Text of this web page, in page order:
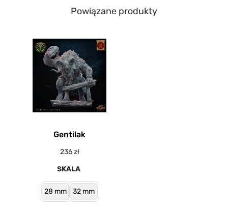
Powiązane produkty
Gentilak
236zł
SKALA
28 mm 32 mm